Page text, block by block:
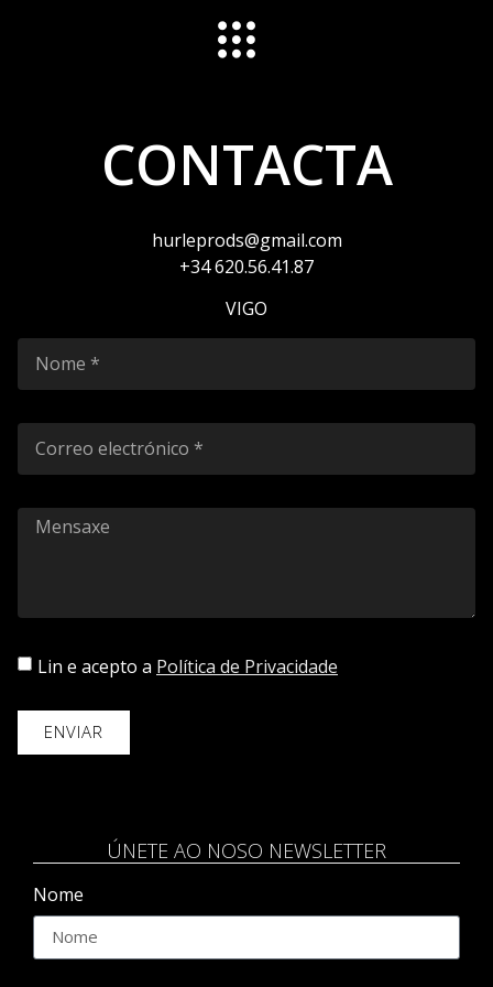
CONTACTA
hurleprods@gmail.com
+34 620.56.41.87
VIGO
Lin e acepto a Política de Privacidade
ENVIAR
ÚNETE AO NOSO NEWSLETTER
Nome